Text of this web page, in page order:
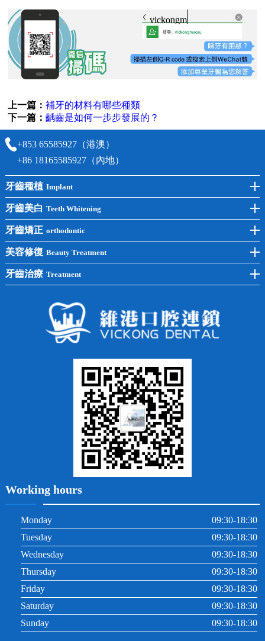
vickongmacau
上一篇：補牙的材料有哪些種類
下一篇：齲齒是如何一步步發展的？
+853 65585927（港澳）
+86 18165585927（內地）
牙齒種植 Implant
前牙種植
後牙種植
單顆種植
半口種植
全口種植
牙齒美白 Teeth Whitening
冷光美白
洗牙
黃黑牙
常見問題
牙齒矯正 orthodontic
牙齒矯正
兒童矯正
牙列不齊
美容修復 Beauty Treatment
全瓷牙
牙齒治療 Treatment
牙齦出血
Working hours
Monday
09:30-18:30
Tuesday
09:30-18:30
Wednesday
09:30-18:30
Thursday
09:30-18:30
Friday
09:30-18:30
Saturday
09:30-18:30
Sunday
09:30-18:30